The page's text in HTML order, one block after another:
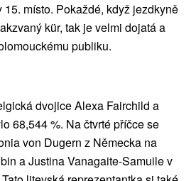
místo. Pokaždé, když jezdkyně
kür, tak je velmi dojatá a
publiku.
dvojice Alexa Fairchild a
68,544 %. Na čtvrté příčce se
von Dugern z Německa na
a Justina Vanagaite-Samuile v